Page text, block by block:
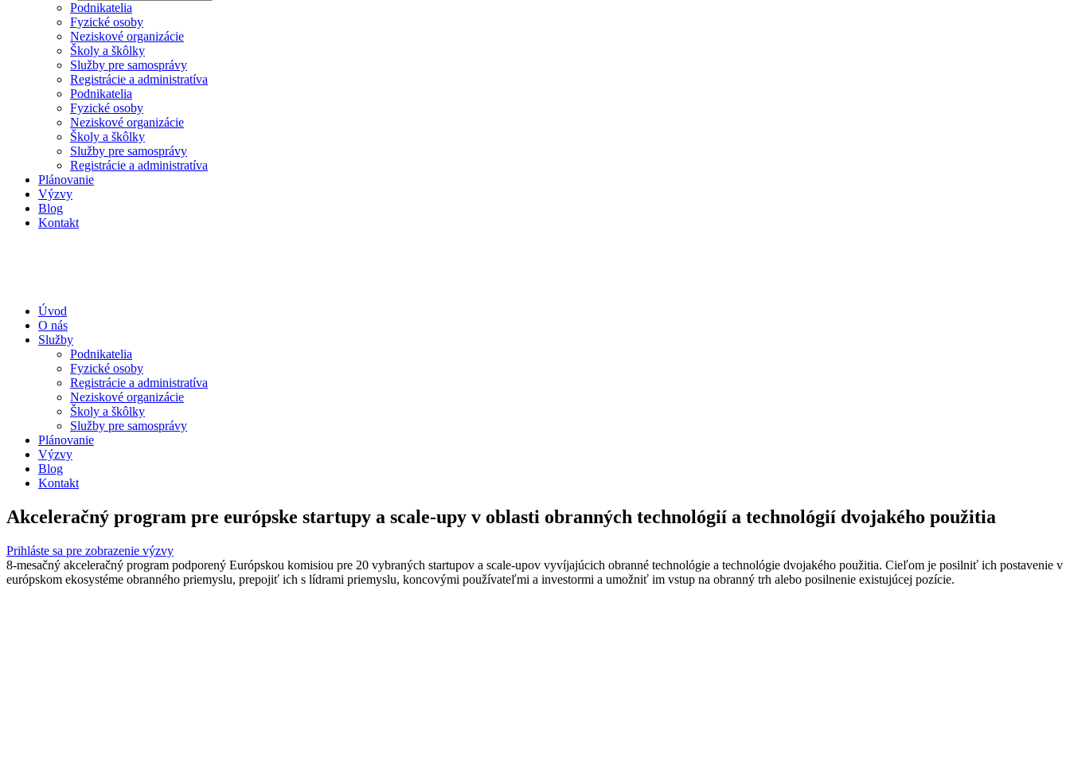
Podnikatelia
Fyzické osoby
Neziskové organizácie
Školy a škôlky
Služby pre samosprávy
Registrácie a administratíva
Podnikatelia
Fyzické osoby
Neziskové organizácie
Školy a škôlky
Služby pre samosprávy
Registrácie a administratíva
Plánovanie
Výzvy
Blog
Kontakt
Úvod
O nás
Služby
Podnikatelia
Fyzické osoby
Registrácie a administratíva
Neziskové organizácie
Školy a škôlky
Služby pre samosprávy
Plánovanie
Výzvy
Blog
Kontakt
Akceleračný program pre európske startupy a scale-upy v oblasti obranných technológií a technológií dvojakého použitia
Prihláste sa pre zobrazenie výzvy
8-mesačný akceleračný program podporený Európskou komisiou pre 20 vybraných startupov a scale-upov vyvíjajúcich obranné technológie a technológie dvojakého použitia. Cieľom je posilniť ich postavenie v
európskom ekosystéme obranného priemyslu, prepojiť ich s lídrami priemyslu, koncovými používateľmi a investormi a umožniť im vstup na obranný trh alebo posilnenie existujúcej pozície.